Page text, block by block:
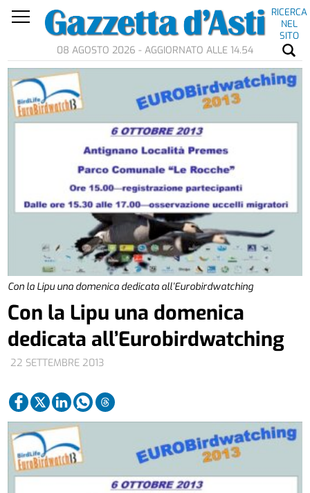
RICERCA
NEL
SITO
08 AGOSTO 2026 - AGGIORNATO ALLE 14.54
Con la Lipu una domenica dedicata all’Eurobirdwatching
22 SETTEMBRE 2013
Con la Lipu una domenica
dedicata all’Eurobirdwatching